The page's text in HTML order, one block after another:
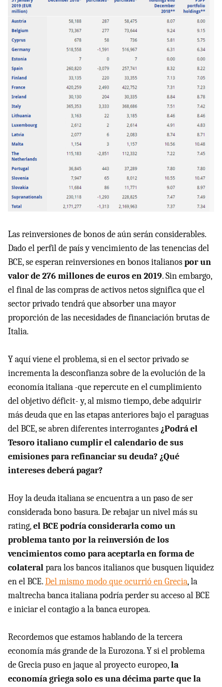
Las reinversiones de bonos de aún serán considerables.
Dado el perfil de país y vencimiento de las tenencias del
BCE, se esperan reinversiones en bonos italianospor un
valor de 276 millones de euros en 2019. Sin embargo,
el final de las compras de activos netos significa que el
sector privado tendrá que absorber una mayor
proporción de las necesidades de financiación brutas de
Italia.
Y aquí viene el problema, si en el sector privado se
incrementa la desconfianza sobre de la evolución de la
economía italiana -que repercute en el cumplimiento
del objetivo déficit- y, al mismo tiempo, debe adquirir
más deuda que en las etapas anteriores bajo el paraguas
del BCE, se abren diferentes interrogantes ¿Podrá el
Tesoro italiano cumplir el calendario de sus
emisiones para refinanciar su deuda? ¿Qué
intereses deberá pagar?
Hoy la deuda italiana se encuentra a un paso de ser
considerada bono basura. De rebajar un nivel más su
rating,el BCE podría considerarla como un
problema tanto por la reinversión de los
vencimientos como para aceptarla en forma de
colateralpara los bancos italianos que busquen liquidez
en el BCE.Del mismo modo que ocurrió en Grecia, la
maltrecha banca italiana podría perder su acceso al BCE
e iniciar el contagio a la banca europea.
Recordemos que estamos hablando de la tercera
economía más grande de la Eurozona. Y si el problema
de Grecia puso en jaque al proyecto europeo,la
economía griega solo es una décima parte que la